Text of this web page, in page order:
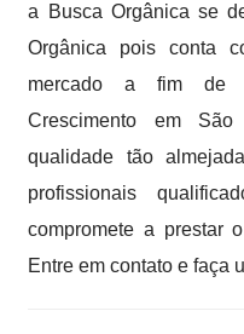
a Busca Orgânica se
Orgânica pois conta
mercado a fim de
Crescimento em
qualidade tão
profissionais
compromete a prestar
Entre em contato e faça